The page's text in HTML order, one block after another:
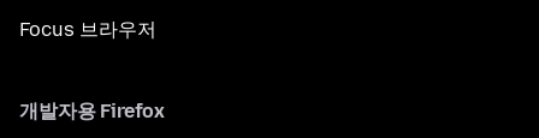
Focus 브라우저
개발자용 Firefox